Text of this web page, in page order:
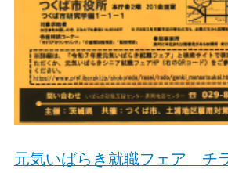
元気いばらき就職フェア チ